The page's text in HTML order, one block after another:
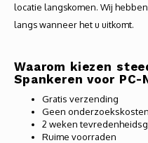
locatie langskomen. Wij
langs wanneer het u uitkomt.
Waarom kiezen
Spankeren voor PC-
Gratis verzending
Geen onderzoekskosten
2 weken
Ruime voorraden